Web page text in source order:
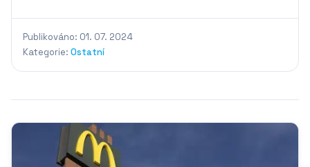
Publikováno: 01. 07. 2024
Kategorie: Ostatní